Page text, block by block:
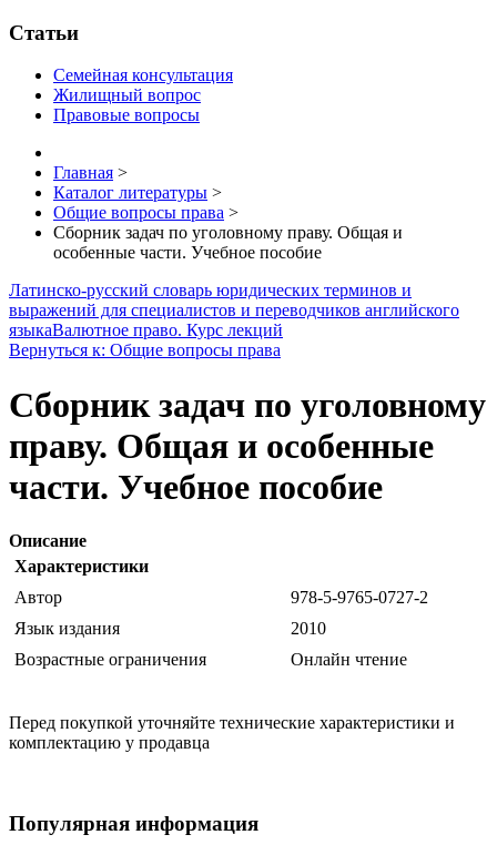
Статьи
Семейная консультация
Жилищный вопрос
Правовые вопросы
Главная >
Каталог литературы >
Общие вопросы права >
Сборник задач по уголовному праву. Общая и
особенные части. Учебное пособие
Латинско-русский словарь юридических терминов и
выражений для специалистов и переводчиков английского
языкаВалютное право. Курс лекций
Вернуться к: Общие вопросы права
Сборник задач по уголовному
праву. Общая и особенные
части. Учебное пособие
Описание
Характеристики
Автор
978-5-9765-0727-2
Язык издания
2010
Возрастные ограничения
Онлайн чтение
Перед покупкой уточняйте технические характеристики и
комплектацию у продавца
Популярная информация